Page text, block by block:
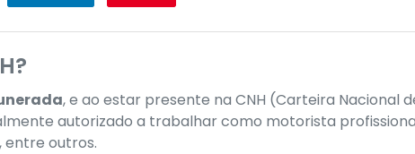
, e ao estar presente na CNH (Carteira Nacional
autorizado a trabalhar como motorista
entre outros.